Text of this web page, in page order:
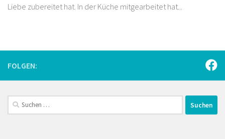
Liebe zubereitet hat. In der Küche mitgearbeitet hat...
FOLGEN:
Suchen
nach: